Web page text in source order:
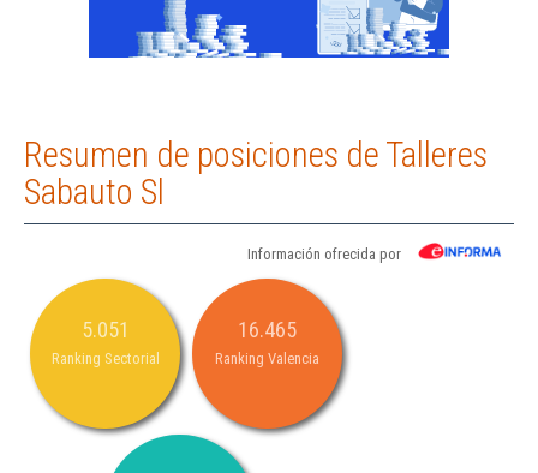
Resumen de posiciones de Talleres
Sabauto Sl
Información ofrecida por
5.051
Ranking Sectorial
16.465
Ranking Valencia